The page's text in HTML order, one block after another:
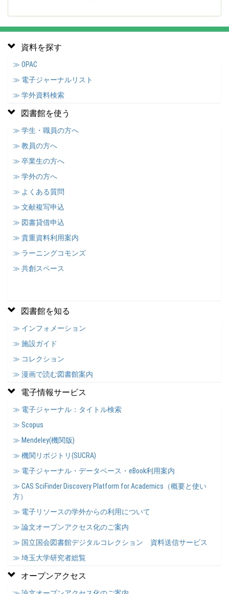
資料を探す
≫ OPAC
≫ 電子ジャーナルリスト
≫ 学外資料検索
図書館を使う
≫ 学生・職員の方へ
≫ 教員の方へ
≫ 卒業生の方へ
≫ 学外の方へ
≫ よくある質問
≫ 文献複写申込
≫ 図書貸借申込
≫ 貴重資料利用案内
≫ ラーニングコモンズ
≫ 共創スペース
図書館を知る
≫ インフォメーション
≫ 施設ガイド
≫ コレクション
≫ 漫画で読む図書館案内
電子情報サービス
≫ 電子ジャーナル：タイトル検索
≫ Scopus
≫ Mendeley(機関版)
≫ 機関リポジトリ(SUCRA)
≫ 電子ジャーナル・データベース・eBook利用案内
≫ CAS SciFinder Discovery Platform for Academics（概要と使い
方）
≫ 電子リソースの学外からの利用について
≫ 論文オープンアクセス化のご案内
≫ 国立国会図書館デジタルコレクション 資料送信サービス
≫ 埼玉大学研究者総覧
オープンアクセス